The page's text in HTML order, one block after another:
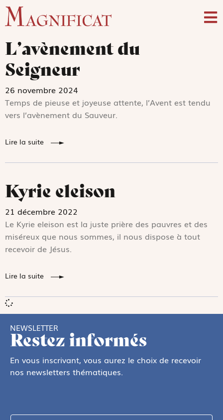
L’avènement du
Seigneur
26 novembre 2024
Temps de pieuse et joyeuse attente, l’Avent est tendu
vers l’avènement du Sauveur.
Lire la suite
Kyrie eleison
21 décembre 2022
Le Kyrie eleison est la juste prière des pauvres et des
miséreux que nous sommes, il nous dispose à tout
recevoir de Jésus.
Lire la suite
NEWSLETTER
Restez informés
En vous inscrivant, vous aurez le choix de recevoir
nos newsletters thématiques.